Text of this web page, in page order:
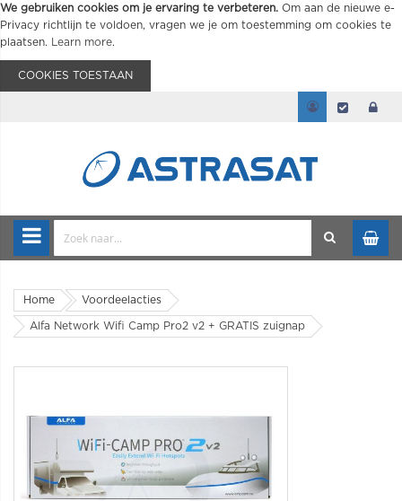
We gebruiken cookies om je ervaring te verbeteren. Om aan de nieuwe e-
Privacy richtlijn te voldoen, vragen we je om toestemming om cookies te
plaatsen.
Learn more.
COOKIES TOESTAAN
Home Voordeelacties
Alfa Network Wifi Camp Pro2 v2 + GRATIS zuignap